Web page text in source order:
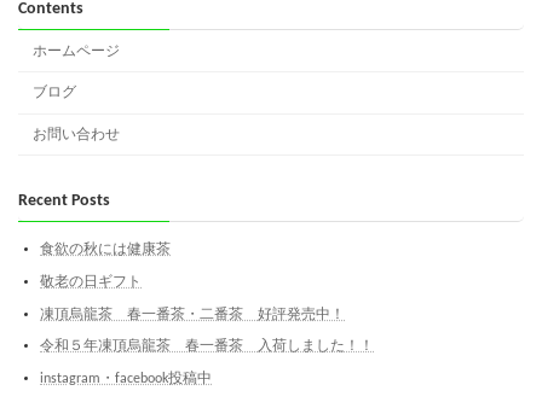
Contents
ホームページ
ブログ
お問い合わせ
Recent Posts
食欲の秋には健康茶
敬老の日ギフト
凍頂烏龍茶 春一番茶・二番茶 好評発売中！
令和５年凍頂烏龍茶 春一番茶 入荷しました！！
instagram・facebook投稿中